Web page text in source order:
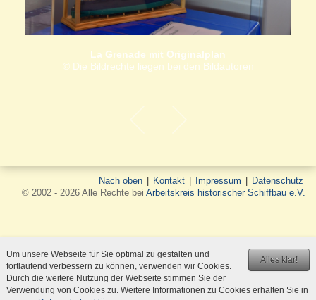
La Grenade mit Originalplan
© Die Bildrechte liegen bei den Bildautoren
Nach oben Kontakt Impressum
Datenschutz
© 2002 - 2026 Alle Rechte bei Arbeitskreis historischer Schiffbau e.V.
Alles klar!
Um unsere Webseite für Sie optimal zu gestalten und
fortlaufend verbessern zu können, verwenden wir Cookies.
Durch die weitere Nutzung der Webseite stimmen Sie der
Verwendung von Cookies zu. Weitere Informationen zu Cookies erhalten Sie in